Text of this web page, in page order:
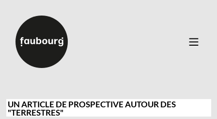
Auteurs
Événements
UN ARTICLE DE PROSPECTIVE AUTOUR DES
"TERRESTRES"